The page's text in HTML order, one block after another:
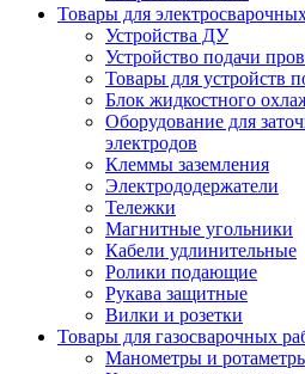
Товары для
Устройства ДУ
Устройство подачи
Товары для устройств
Блок жидкостного
Оборудование для
электродов
Клеммы заземления
Электрододержатели
Тележки
Магнитные угольники
Кабели удлинительные
Ролики подающие
Рукава защитные
Вилки и розетки
Товары для газосварочных
Манометры и